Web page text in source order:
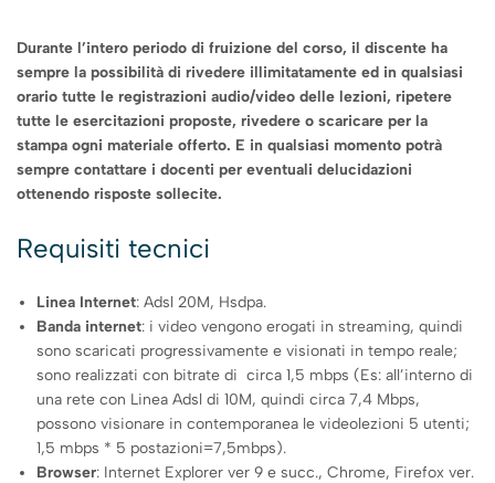
Durante l’intero periodo di fruizione del corso, il discente ha
sempre la possibilità di rivedere illimitatamente ed in qualsiasi
orario tutte le registrazioni audio/video delle lezioni, ripetere
tutte le esercitazioni proposte, rivedere o scaricare per la
stampa ogni materiale offerto. E in qualsiasi momento potrà
sempre contattare i docenti per eventuali delucidazioni
ottenendo risposte sollecite.
Requisiti tecnici
Linea Internet: Adsl 20M, Hsdpa.
Banda internet: i video vengono erogati in streaming, quindi
sono scaricati progressivamente e visionati in tempo reale;
sono realizzati con bitrate di circa 1,5 mbps (Es: all’interno di
una rete con Linea Adsl di 10M, quindi circa 7,4 Mbps,
possono visionare in contemporanea le videolezioni 5 utenti;
1,5 mbps * 5 postazioni=7,5mbps).
Browser: Internet Explorer ver 9 e succ., Chrome, Firefox ver.